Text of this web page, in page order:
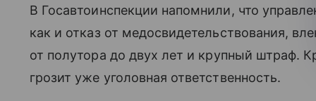
В Госавтоинспекции напомнили, что
как и отказ от медосвидетельствования,
от полутора до двух лет и крупный штраф.
грозит уже уголовная ответственность.